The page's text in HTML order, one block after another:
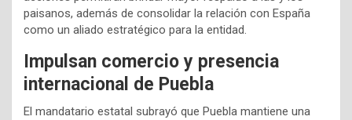
paisanos, además de consolidar la relación con España
como un aliado estratégico para la entidad.
Impulsan comercio y presencia
internacional de Puebla
El mandatario estatal subrayó que Puebla mantiene una